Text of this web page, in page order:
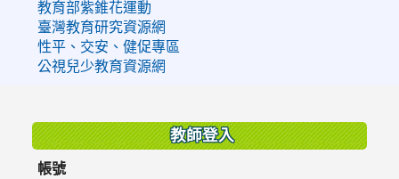
教育部紫錐花運動
臺灣教育研究資源網
性平、交安、健促專區
公視兒少教育資源網
教師登入
帳號